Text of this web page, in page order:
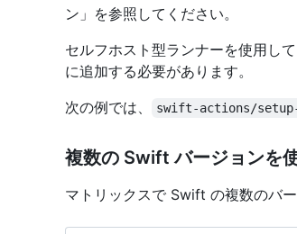
ン」を参照してください。
セルフホスト型ランナーを使用し
に追加する必要があります。
次の例では、
swift-actions/
複数の Swift バージョンを
マトリックスで Swift の複数のバ